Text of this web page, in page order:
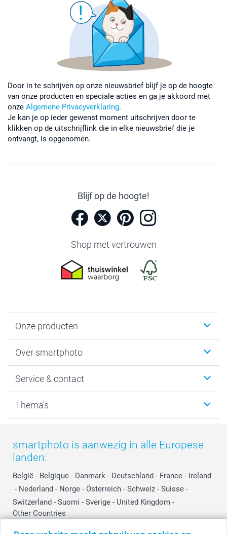
Door in te schrijven op onze nieuwsbrief blijf je op de hoogte
van onze producten en speciale acties en ga je akkoord met
onze Algemene Privacyverklaring.
Je kan je op ieder gewenst moment uitschrijven door te
klikken op de uitschrijflink die in elke nieuwsbrief die je
ontvangt, is opgenomen.
Blijf op de hoogte!
Shop met vertrouwen
Onze producten
Fotoboeken
Fotocadeaus
Kaarten
Over smartphoto
Vacatures
Bestelproces
Privacy
Cookiebeleid
Reviews
Prijslijst
Investor Relations
Service & contact
Tevredenheidsgarantie
smartbonus
smartfriends
service@smartphoto.nl
Affiliate partnerprogramma
Partnerships
Influencer partnerprogramma
Thema's
Moederdag
Vaderdag
Huwelijk
smartphoto is aanwezig in alle Europese
landen:
België - Belgique - Danmark - Deutschland - France - Ireland
- Nederland - Norge - Österreich - Schweiz - Suisse -
Switzerland - Suomi - Sverige - United Kingdom -
Other Countries